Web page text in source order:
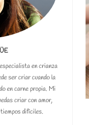
en crianza
ser criar cuando la
en carne propia. Mi
criar con amor,
difíciles.